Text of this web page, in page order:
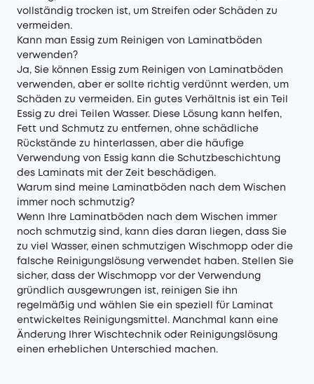
vollständig trocken ist, um Streifen oder Schäden zu
vermeiden.
Kann man Essig zum Reinigen von Laminatböden
verwenden?
Ja, Sie können Essig zum Reinigen von Laminatböden
verwenden, aber er sollte richtig verdünnt werden, um
Schäden zu vermeiden. Ein gutes Verhältnis ist ein Teil
Essig zu drei Teilen Wasser. Diese Lösung kann helfen,
Fett und Schmutz zu entfernen, ohne schädliche
Rückstände zu hinterlassen, aber die häufige
Verwendung von Essig kann die Schutzbeschichtung
des Laminats mit der Zeit beschädigen.
Warum sind meine Laminatböden nach dem Wischen
immer noch schmutzig?
Wenn Ihre Laminatböden nach dem Wischen immer
noch schmutzig sind, kann dies daran liegen, dass Sie
zu viel Wasser, einen schmutzigen Wischmopp oder die
falsche Reinigungslösung verwendet haben. Stellen Sie
sicher, dass der Wischmopp vor der Verwendung
gründlich ausgewrungen ist, reinigen Sie ihn
regelmäßig und wählen Sie ein speziell für Laminat
entwickeltes Reinigungsmittel. Manchmal kann eine
Änderung Ihrer Wischtechnik oder Reinigungslösung
einen erheblichen Unterschied machen.